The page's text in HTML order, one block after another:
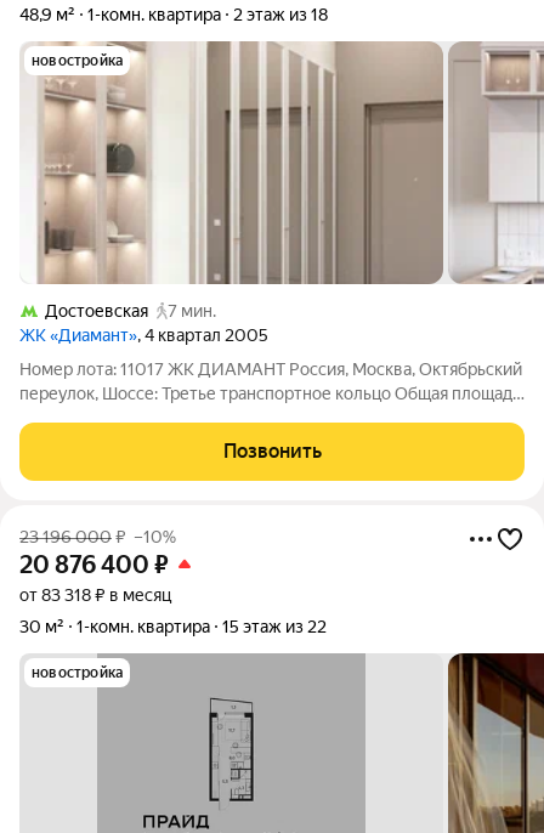
48,9 м² 1-комн. квартира 2 этаж из 18
новостройка
Достоевская
7 мин.
ЖК «Диамант», 4 квартал 2005
Номер лота: 11017 ЖК ДИАМАНТ Россия, Москва, Октябрьский
переулок, Шоссе: Третье транспортное кольцо Общая площадь:
м.кв., Кухня-гостинная Сложившееся окружение в жилом
комплексе! Одно из
Позвонить
23 196 000₽ –10%
20 876 400 ₽
от 83 318 ₽ в месяц
30 м²
1-комн. квартира 15 этаж из 22
новостройка